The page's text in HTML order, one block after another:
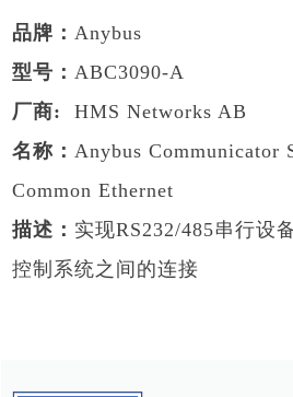
品牌： Anybus
型号： ABC3090-A
厂商:
HMS Networks AB
名称： Anybus Communicator
Common Ethernet
描述： 实现RS232/485串行设
控制系统之间的连接